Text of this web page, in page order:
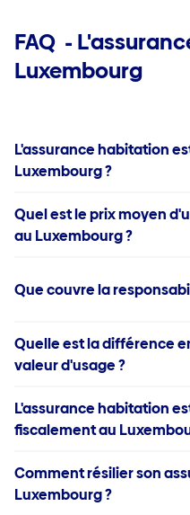
FAQ -
Luxembourg
L'assurance habitation
Luxembourg ?
Quel est le prix moyen
au Luxembourg ?
Que couvre la
Quelle est la différence
valeur d'usage ?
L'assurance habitation
fiscalement au
Comment résilier son
Luxembourg ?